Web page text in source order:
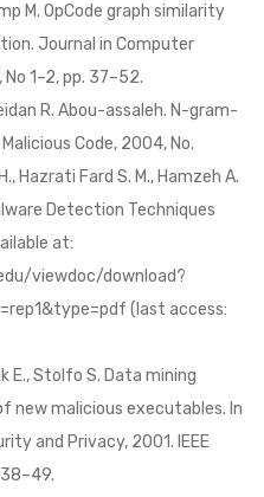
M. OpCode graph similarity
Journal in Computer
1–2, pp. 37–52.
R. Abou-assaleh. N-gram-
Code, 2004, No.
Hazrati Fard S. M., Hamzeh A.
Detection Techniques
at:
viewdoc/download?
(last access:
E., Stolfo S. Data mining
malicious executables. In
and Privacy, 2001. IEEE
38–49.